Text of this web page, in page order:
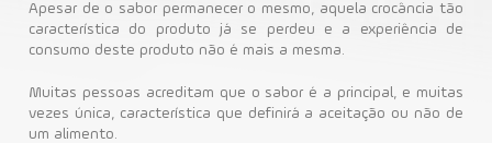
Food Ingredients
Blog
Aromas Naturais de Carne
Apesar de o sabor permanecer o mesmo, aquela crocância tão
característica do produto já se perdeu e a experiência de
consumo deste produto não é mais a mesma.
Muitas pessoas acreditam que o sabor é a principal, e muitas
vezes única, característica que definirá a aceitação ou não de
um alimento.